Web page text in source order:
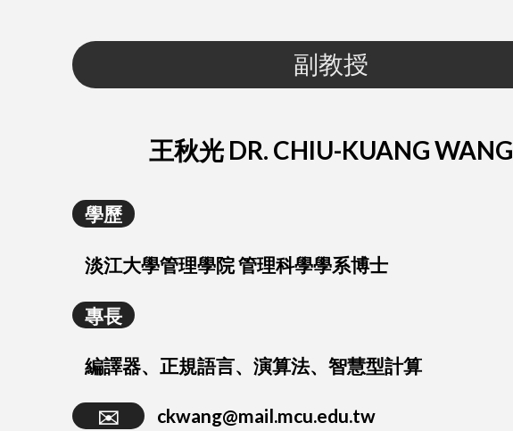
副教授
王秋光 DR. CHIU-KUANG WANG
學歷
淡江大學管理學院 管理科學學系博士
專長
編譯器、正規語言、演算法、智慧型計算
✉️ ckwang@mail.mcu.edu.tw